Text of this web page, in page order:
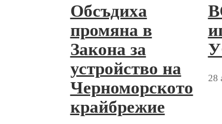
Обсъдиха
промяна в
Закона за
устройство на
Черноморското
крайбрежие
28